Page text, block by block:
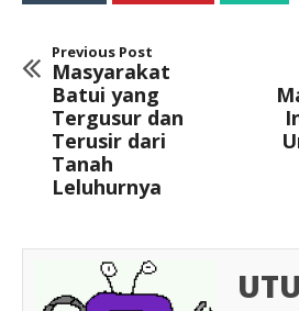
Previous Post
Masyarakat
Batui yang
Tergusur dan
Terusir dari
Tanah
Leluhurnya